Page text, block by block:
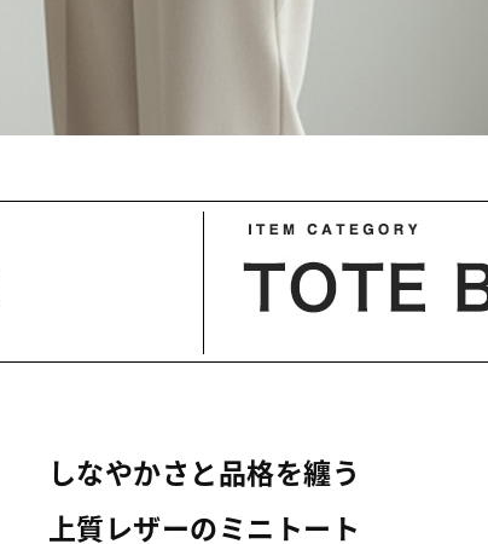
しなやかさと品格を纏う
上質レザーのミニトート